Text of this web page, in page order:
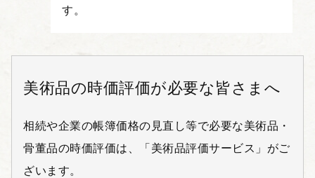
す。
美術品の時価評価が必要な皆さまへ
相続や企業の帳簿価格の見直し等で必要な美術品・
骨董品の時価評価は、「美術品評価サービス」がご
ざいます。